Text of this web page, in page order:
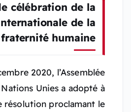
célébration de la
de la
fraternité humaine
2020, l’Assemblée
Unies a adopté à
résolution proclamant le